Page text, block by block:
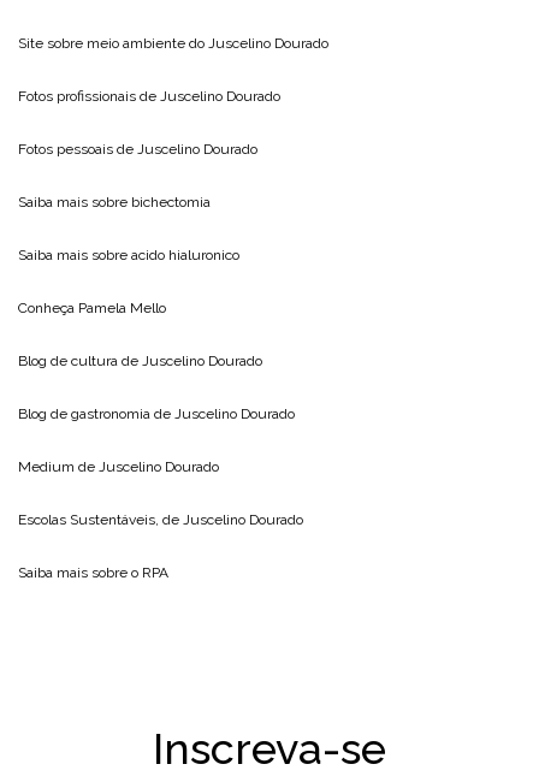
Site sobre meio ambiente do Juscelino Dourado
Fotos profissionais de Juscelino Dourado
Fotos pessoais de Juscelino Dourado
Saiba mais sobre bichectomia
Saiba mais sobre acido hialuronico
Conheça Pamela Mello
Blog de cultura de Juscelino Dourado
Blog de gastronomia de Juscelino Dourado
Medium de Juscelino Dourado
Escolas Sustentáveis, de Juscelino Dourado
Saiba mais sobre o RPA
Inscreva-se